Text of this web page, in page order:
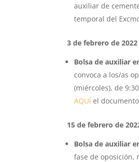
auxiliar de
temporal del
3 de febrero de 2022
Bolsa de auxiliar
convoca a los/as
(miércoles), de
AQUÍ el
15 de febrero de
Bolsa de auxiliar
fase de oposición,